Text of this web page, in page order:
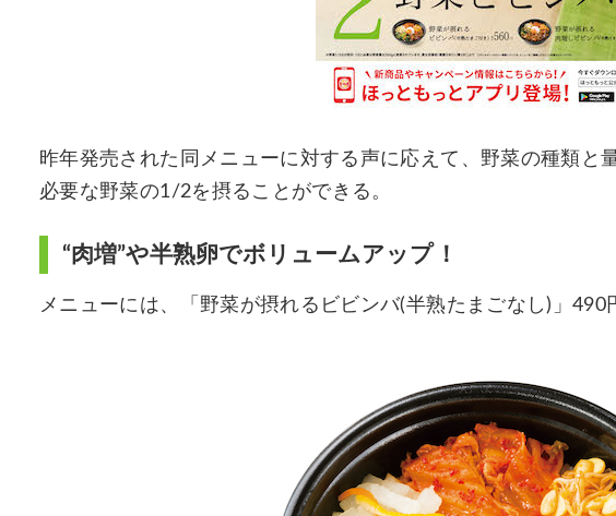
昨年発売された同メニューに対する声に応えて、野菜の種類と
必要な野菜の1/2を摂ることができる。
“肉増”や半熟卵でボリュームアップ！
メニューには、「野菜が摂れるビビンバ(半熟たまごなし)」490